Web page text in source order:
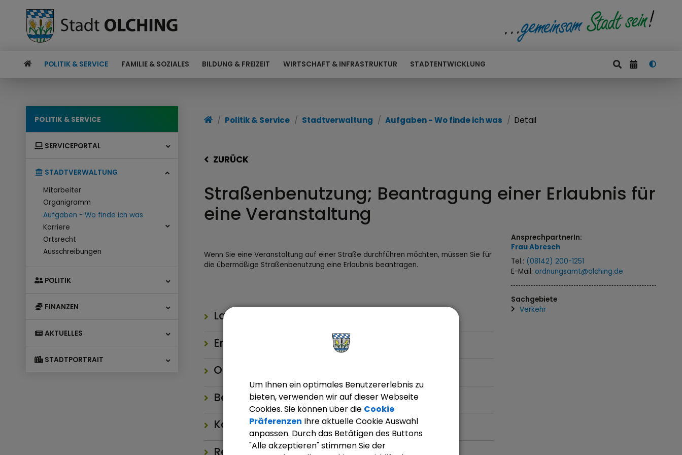
POLITIK & SERVICE FAMILIE & SOZIALES BILDUNG & FREIZEIT WIRTSCHAFT & INFRASTRUKTUR STADTENTWICKLUNG
POLITIK & SERVICE
SERVICEPORTAL
STADTVERWALTUNG
Mitarbeiter
Organigramm
Aufgaben - Wo finde ich was
Karriere
Ortsrecht
Ausschreibungen
POLITIK
FINANZEN
AKTUELLES
STADTPORTRAIT
Politik & Service Stadtverwaltung Aufgaben - Wo finde ich was Detail
ZURÜCK
Straßenbenutzung; Beantragung einer Erlaubnis für
eine Veranstaltung
Wenn Sie eine Veranstaltung auf einer Straße durchführen möchten, müssen Sie für
die übermäßige Straßenbenutzung eine Erlaubnis beantragen.
Langbeschreibung
Erforderliche Unterlagen
Online-Verfahren
Besondere Hinweise
Kosten
Rechtsgrundlagen
AnsprechpartnerIn:
FrauAbresch
Tel.: (08142) 200-1251
E-Mail: ordnungsamt@olching.de
Sachgebiete
Verkehr
Um Ihnen ein optimales Benutzererlebnis zu
bieten, verwenden wir auf dieser Webseite
Cookies. Sie können über die Cookie
Präferenzen Ihre aktuelle Cookie Auswahl
anpassen. Durch das Betätigen des Buttons
"Alle akzeptieren" stimmen Sie der